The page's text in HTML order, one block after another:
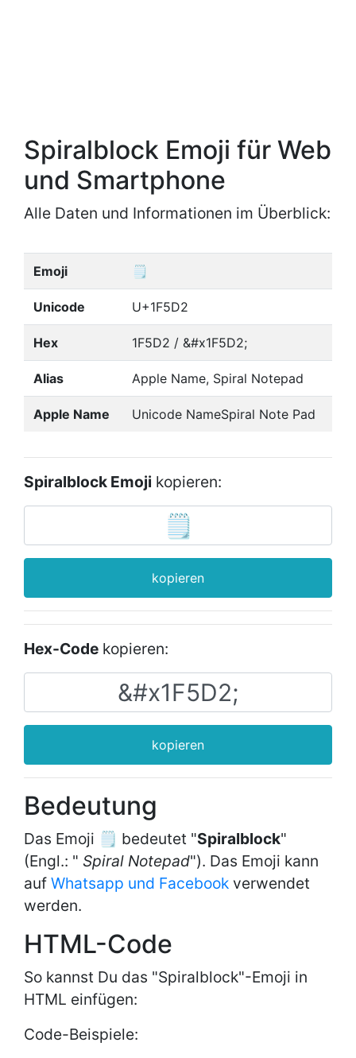
Spiralblock Emoji für Web
und Smartphone
Alle Daten und Informationen im Überblick:
Emoji 🗒
Unicode U+1F5D2
Hex 1F5D2 / &#x1F5D2;
Alias Apple Name, Spiral Notepad
Apple Name Unicode NameSpiral Note Pad
Spiralblock Emoji kopieren:
kopieren
Hex-Code kopieren:
kopieren
Bedeutung
Das Emoji 🗒 bedeutet "Spiralblock"
(Engl.: " Spiral Notepad"). Das Emoji kann
auf Whatsapp und Facebook verwendet
werden.
HTML-Code
So kannst Du das "Spiralblock"-Emoji in
HTML einfügen:
Code-Beispiele: